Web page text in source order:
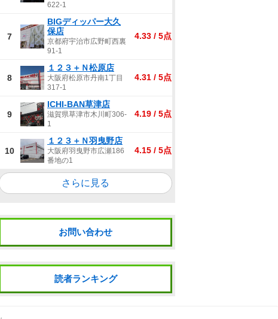
622-1
7
BIGディッパー大久
保店
京都府宇治市広野町西裏
91-1
4.33 / 5点
8
１２３＋Ｎ松原店
大阪府松原市丹南1丁目
317-1
4.31 / 5点
9
ICHI-BAN草津店
滋賀県草津市木川町306-
1
4.19 / 5点
10
１２３＋Ｎ羽曳野店
大阪府羽曳野市広瀬186
番地の1
4.15 / 5点
さらに見る
お問い合わせ
読者ランキング